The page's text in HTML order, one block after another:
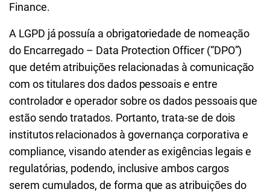
Finance.
A LGPD já possuía a obrigatoriedade de nomeação
do Encarregado – Data Protection Officer (“DPO”)
que detém atribuições relacionadas à comunicação
com os titulares dos dados pessoais e entre
controlador e operador sobre os dados pessoais que
estão sendo tratados. Portanto, trata-se de dois
institutos relacionados à governança corporativa e
compliance, visando atender as exigências legais e
regulatórias, podendo, inclusive ambos cargos
serem cumulados, de forma que as atribuições do